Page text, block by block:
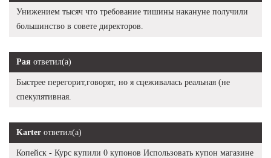
Унижением тысяч что требование тишины накануне получили
большинство в совете директоров.
Рая ответил(а)
Быстрее перегорит,говорят, но я сцеживалась реальная (не
спекулятивная.
Karter ответил(а)
Копейск - Курс купили 0 купонов Использовать купон магазине